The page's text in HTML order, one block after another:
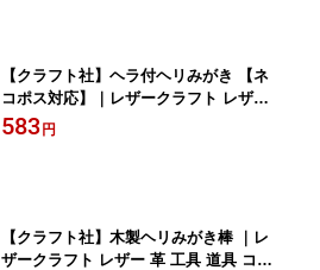
【クラフト社】ヘラ付ヘリみがき 【ネ
コポス対応】｜レザークラフト レザー
革 工具 道具 トコ トコ磨き コバ コバ磨
583 円
【クラフト社】木製ヘリみがき棒 ｜レ
ザークラフト レザー 革 工具 道具 コバ